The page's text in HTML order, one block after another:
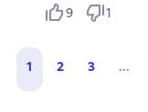
9 1
1 2 3 ...